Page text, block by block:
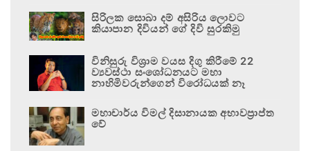
සිරිලක සොබා දම් අසිරිය ලොවට
කියාපාන දිවියන් ගේ දිවි සුරකිමු
විනිසුරු විශ්‍රාම වයස දිගු කිරීමේ 22
ව්‍යවස්ථා සංශෝධනයට මහා
නාහිමිවරුන්ගෙන් විරෝධයක් නෑ
මහාචාර්ය විමල් දිසානායක අභාවප්‍රාප්ත
වේ